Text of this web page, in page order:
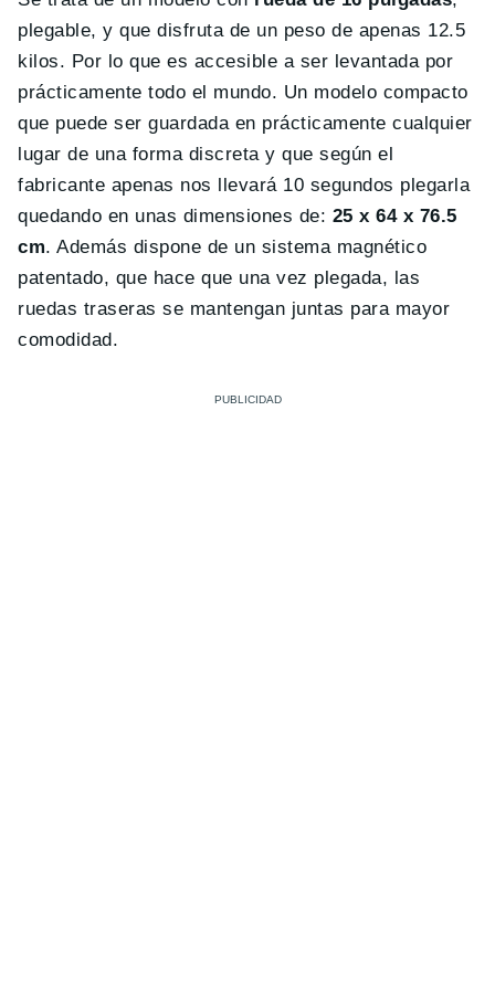
plegable, y que disfruta de un peso de apenas 12.5
kilos. Por lo que es accesible a ser levantada por
prácticamente todo el mundo. Un modelo compacto
que puede ser guardada en prácticamente cualquier
lugar de una forma discreta y que según el
fabricante apenas nos llevará 10 segundos plegarla
quedando en unas dimensiones de: 25 x 64 x 76.5
cm. Además dispone de un sistema magnético
patentado, que hace que una vez plegada, las
ruedas traseras se mantengan juntas para mayor
comodidad.